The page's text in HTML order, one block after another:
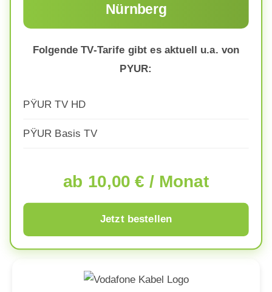
Nürnberg
Folgende TV-Tarife gibt es aktuell u.a. von
PYUR:
PŸUR TV HD
PŸUR Basis TV
ab 10,00 € / Monat
Jetzt bestellen